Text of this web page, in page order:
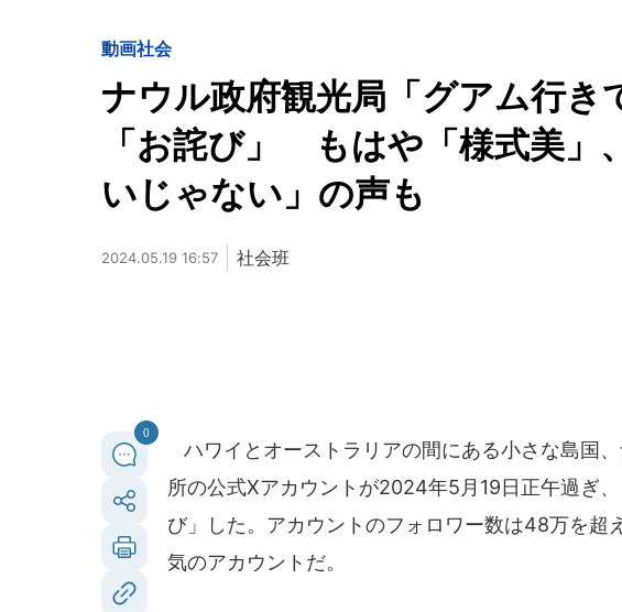
動画社会
ナウル政府観光局「グアム行
「お詫び」 もはや「様式美」
いじゃない」の声も
2024.05.19 16:57 社会班
0
ハワイとオーストラリアの間にある小さな島国
所の公式Xアカウントが2024年5月19日正午過ぎ
び」した。アカウントのフォロワー数は48万を超
気のアカウントだ。